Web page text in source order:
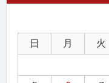
日 月 火